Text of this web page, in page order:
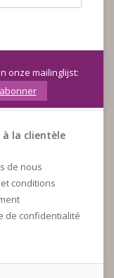
onze mailinglijst:
à la clientèle
de nous
conditions
de confidentialité